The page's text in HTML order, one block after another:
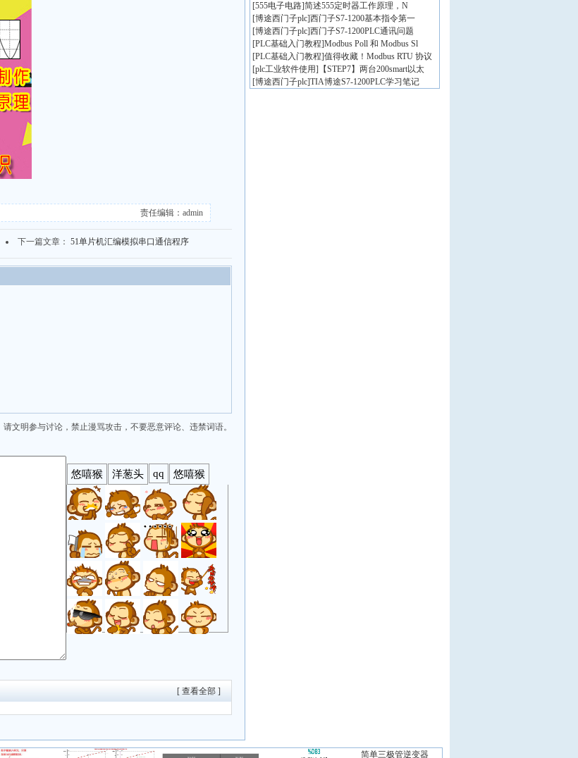
责任编辑：admin
下一篇文章： 51单片机汇编模拟串口通信程序
请文明参与讨论，禁止漫骂攻击，不要恶意评论、违禁词语。
[ 查看全部 ]
[555电子电路]简述555定时器工作原理，N
[博途西门子plc]西门子S7-1200基本指令第一
[博途西门子plc]西门子S7-1200PLC通讯问题
[PLC基础入门教程]Modbus Poll 和 Modbus Sl
[PLC基础入门教程]值得收藏！Modbus RTU 协议
[plc工业软件使用] 【STEP7】两台200smart以太
[博途西门子plc]TIA博途S7-1200PLC学习笔记
简单三极管逆变器